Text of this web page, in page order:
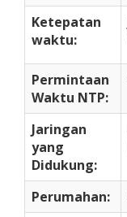
Ketepatan
waktu:
Permintaan
Waktu NTP:
Jaringan
yang
Didukung:
Perumahan: